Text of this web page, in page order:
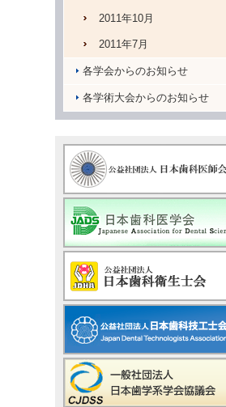
2011年10月
2011年7月
各学会からのお知らせ
各学術大会からのお知らせ